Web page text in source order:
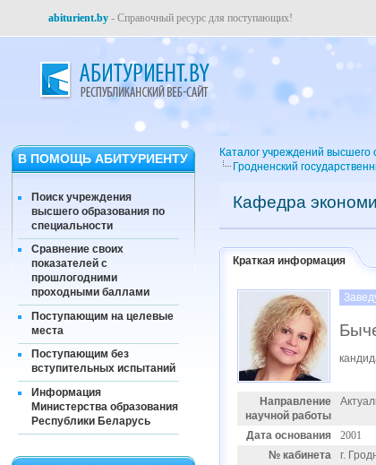
abiturient.by - Справочный ресурс для поступающих!
В ПОМОЩЬ АБИТУРИЕНТУ
Поиск учреждения
высшего образования по
специальности
Сравнение своих
показателей с
прошлогодними
проходными баллами
Поступающим на целевые
места
Поступающим без
вступительных испытаний
Информация
Министерства образования
Республики Беларусь
Каталог учреждений высшего
Гродненский
Кафедра
Краткая информация
Направление
научной работы
Дата основания
2001
№ кабинета
г.